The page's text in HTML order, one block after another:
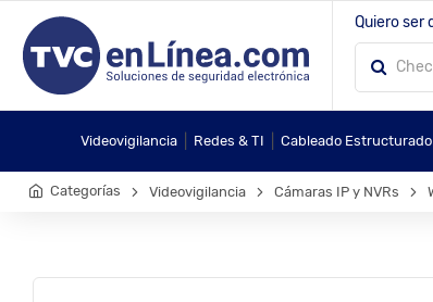
Quiero ser
Videovigilancia Redes & TI Cableado Estructurado
Categorías Videovigilancia Cámaras IP y NVRs